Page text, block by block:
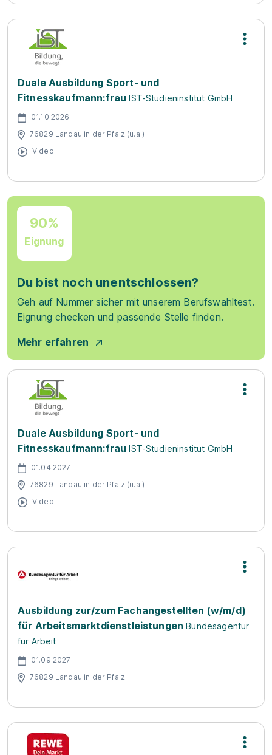
Duale Ausbildung Sport- und
Fitnesskaufmann:frau IST-Studieninstitut GmbH
01.10.2026
76829 Landau in der Pfalz (u.a.)
Video
90%
Eignung
Du bist noch unentschlossen?
Geh auf Nummer sicher mit unserem Berufswahltest.
Eignung checken und passende Stelle finden.
Mehr erfahren
Duale Ausbildung Sport- und
Fitnesskaufmann:frau IST-Studieninstitut GmbH
01.04.2027
76829 Landau in der Pfalz (u.a.)
Video
Ausbildung zur/zum Fachangestellten (w/m/d)
für Arbeitsmarktdienstleistungen Bundesagentur
für Arbeit
01.09.2027
76829 Landau in der Pfalz